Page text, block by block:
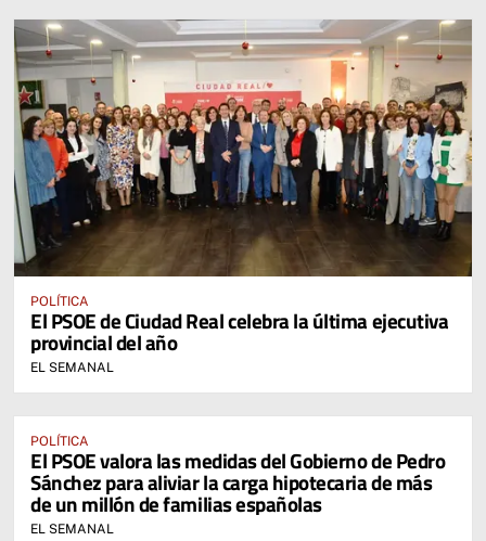
POLÍTICA
El PSOE de Ciudad Real celebra la última ejecutiva
provincial del año
EL SEMANAL
POLÍTICA
El PSOE valora las medidas del Gobierno de Pedro
Sánchez para aliviar la carga hipotecaria de más
de un millón de familias españolas
EL SEMANAL